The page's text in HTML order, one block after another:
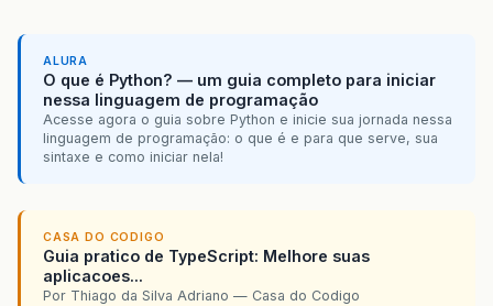
ALURA
O que é Python? — um guia completo para iniciar
nessa linguagem de programação
Acesse agora o guia sobre Python e inicie sua jornada nessa
linguagem de programação: o que é e para que serve, sua
sintaxe e como iniciar nela!
CASA DO CODIGO
Guia pratico de TypeScript: Melhore suas
aplicacoes...
Por Thiago da Silva Adriano — Casa do Codigo